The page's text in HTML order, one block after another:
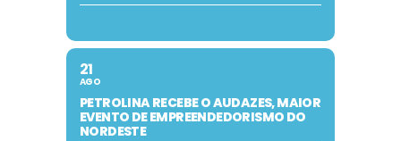
21
AGO
PETROLINA RECEBE O AUDAZES, MAIOR
EVENTO DE EMPREENDEDORISMO DO
NORDESTE